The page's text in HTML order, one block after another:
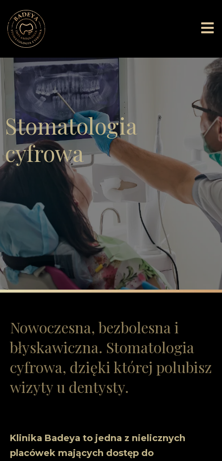
Stomatologia
cyfrowa
Nowoczesna, bezbolesna i
błyskawiczna. Stomatologia
cyfrowa, dzięki której polubisz
wizyty u dentysty.
Klinika Badeya to jedna z nielicznych
placówek mających dostęp do